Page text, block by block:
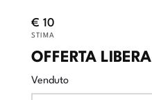
€ 10
STIMA
OFFERTA LIBERA
Venduto